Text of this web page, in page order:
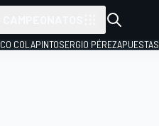
COLAPINTOSERGIO PÉREZAPUESTAS